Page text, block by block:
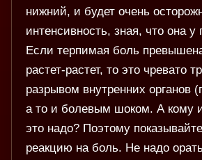
нижний, и будет очень
интенсивность, зная, что она у
Если терпимая боль
растет-растет, то это чревато
разрывом внутренних органов
а то и болевым шоком. А кому
это надо? Поэтому
реакцию на боль. Не надо